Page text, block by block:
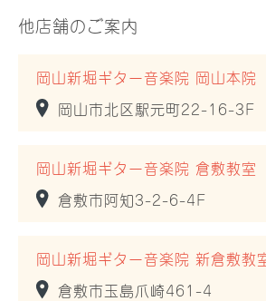
他店舗のご案内
岡山新堀ギター音楽院 岡山本院
岡山市北区駅元町22-16-3F
岡山新堀ギター音楽院 倉敷教室
倉敷市阿知3-2-6-4F
岡山新堀ギター音楽院 新倉敷教
倉敷市玉島爪崎461-4